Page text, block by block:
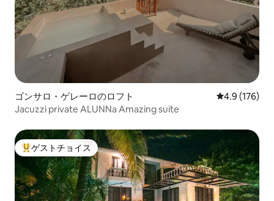
ゴンサロ・ゲレーロのロフト レビュー176
4.9 (176)
Jacuzzi private ALUNNa Amazing suite
大好評のゲストチョイスです。
ゲストチョイス